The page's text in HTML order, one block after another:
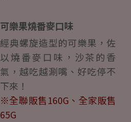
可樂果燒番麥口味
經典螺旋造型的可樂果，佐
以燒番麥口味，沙茶的香
氣，越吃越涮嘴、好吃停不
下來！
※全聯販售160G、全家販售
65G